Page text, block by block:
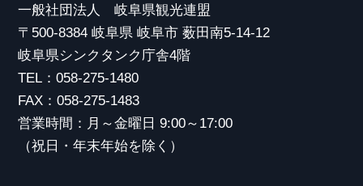
一般社団法人 岐阜県観光連盟
〒500-8384 岐阜県 岐阜市 薮田南5-14-12
岐阜県シンクタンク庁舎4階
TEL：058-275-1480
FAX：058-275-1483
営業時間：月～金曜日 9:00～17:00
（祝日・年末年始を除く）